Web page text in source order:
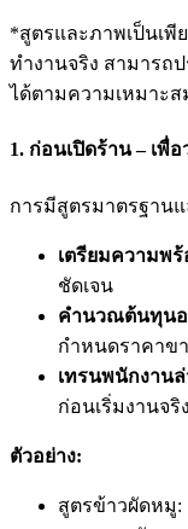
*สูตรและภาพเป็นเพี
ทำงานจริง สามารถ
ได้ตามความเหมาะ
1. ก่อนเปิดร้าน – เพื่
การมีสูตรมาตรฐาน
เตรียมความพ
ชัดเจน
คำนวณต้นทุนอ
กำหนดราคาข
เทรนพนักงาน
ก่อนเริ่มงานจริง
ตัวอย่าง:
สูตรข้าวผัดหมู: